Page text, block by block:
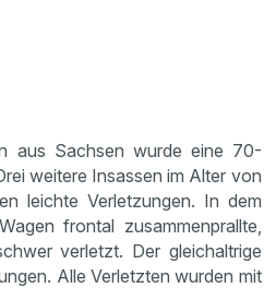
aus Sachsen wurde eine 70-
weitere Insassen im Alter von
leichte Verletzungen. In dem
frontal zusammenprallte,
verletzt. Der gleichaltrige
Alle Verletzten wurden mit